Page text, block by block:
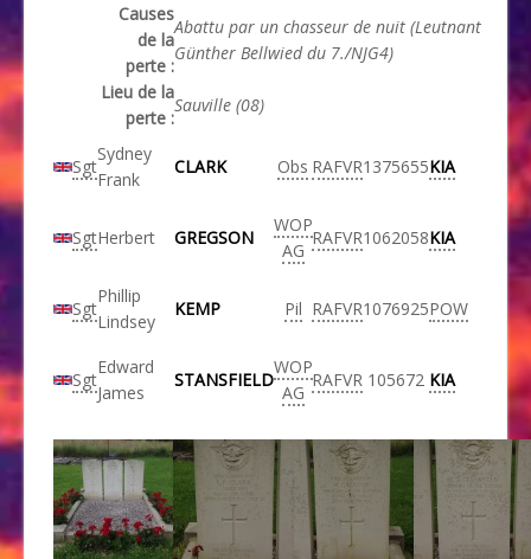
Causes
de la
perte :
Abattu par un chasseur de nuit (Leutnant
Günther Bellwied du 7./NJG4)
Lieu de la
perte :
Sauville (08)
Sgt
Sydney
Frank
CLARK Obs RAFVR1375655KIA
SgtHerbert GREGSON
WOP
AG
RAFVR1062058KIA
Sgt
Phillip
Lindsey
KEMP Pil RAFVR1076925POW
Sgt
Edward
James
STANSFIELD
WOP
AG
RAFVR 105672 KIA